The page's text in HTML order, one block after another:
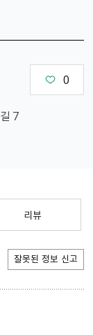
0
7
리뷰
잘못된 정보 신고